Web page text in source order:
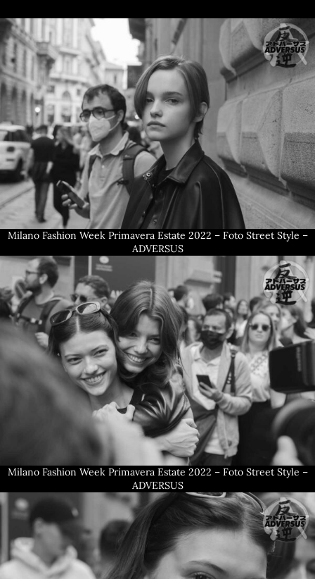
Milano Fashion Week Primavera Estate 2022 – Foto Street Style –
ADVERSUS
Milano Fashion Week Primavera Estate 2022 – Foto Street Style –
ADVERSUS